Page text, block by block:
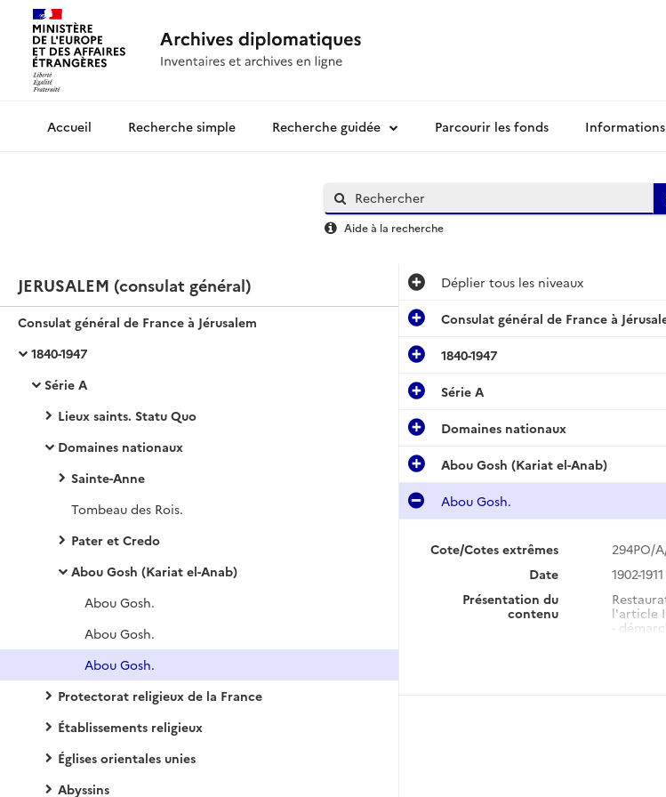
Archives diplomatiquesRecherche simple Recherche guidée Parcourir les fonds
Aide à la recherche
JERUSALEM (consulat général)
Consulat général de France à Jérusalem
1840-1947
Série A
Lieux saints. Statu Quo
Domaines nationaux
Sainte-Anne
Tombeau des Rois.
Pater et Credo
Abou Gosh (Kariat el-Anab)
Abou Gosh.
Abou Gosh.
Abou Gosh.
Protectorat religieux de la France
Établissements religieux
Églises orientales unies
Abyssins
Déplier tous les niveaux
Consulat général de France à
1840-1947
Série A
Domaines nationaux
Abou Gosh (Kariat el-Anab)
Abou Gosh.
Cote/Cotes extrêmes
294PO/
Date
1902-1911
Présentation du
contenu
l'article
-
- fin de